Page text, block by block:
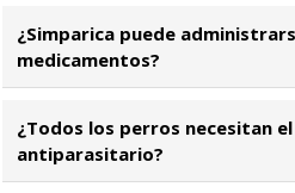
¿Simparica puede
medicamentos?
¿Todos los perros necesitan
antiparasitario?